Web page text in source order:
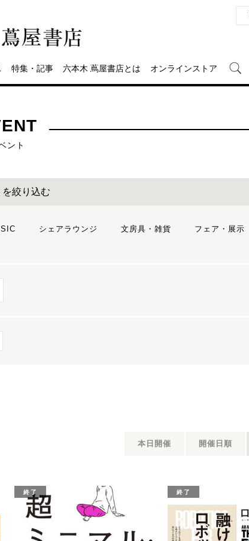
特集・記事 六本木 蔦屋書店とは オンラインストア
ント
を絞り込む
シェアラウンジ 文房具・雑貨
フェア・展示
本日開催 開催日順
終了 終了